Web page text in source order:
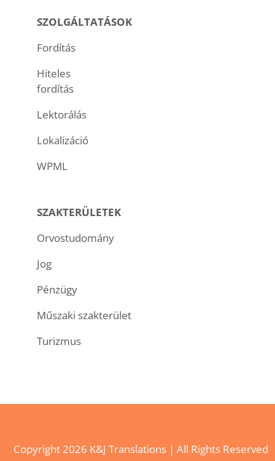
SZOLGÁLTATÁSOK
Fordítás
Hiteles
fordítás
Lektorálás
Lokalizáció
WPML
SZAKTERÜLETEK
Orvostudomány
Jog
Pénzügy
Műszaki szakterület
Turizmus
Copyright 2026 K&J Translations | All Rights Reserved